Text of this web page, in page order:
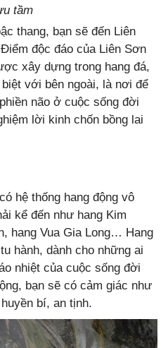
tầm
thang, bạn sẽ đến Liên
độc đáo của Liên Sơn
xây dựng trong hang đá,
với bên ngoài, là nơi để
não ở cuộc sống đời
lời kinh chốn bồng lai
hệ thống hang động vô
kể đến như hang Kim
hang Vua Gia Long… Hang
hành, dành cho những ai
nhiệt của cuộc sống đời
bạn sẽ có cảm giác như
bí, an tịnh.